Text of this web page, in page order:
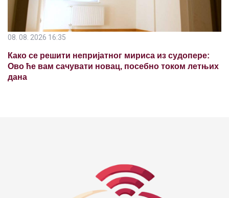
08. 08. 2026 16:35
Како се решити непријатног мириса из судопере:
Ово ће вам сачувати новац, посебно током летњих
дана